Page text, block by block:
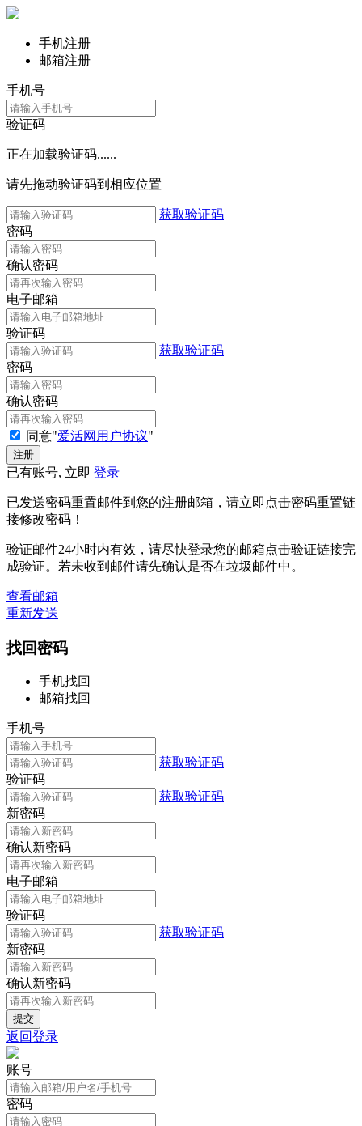
手机注册
邮箱注册
手机号
验证码
正在加载验证码......
请先拖动验证码到相应位置
获取验证码
密码
确认密码
电子邮箱
验证码
获取验证码
密码
确认密码
同意"爱活网用户协议"
已有账号, 立即 登录
已发送密码重置邮件到您的注册邮箱，请立即点击密码重置链
接修改密码！
验证邮件24小时内有效，请尽快登录您的邮箱点击验证链接完
成验证。若未收到邮件请先确认是否在垃圾邮件中。
查看邮箱
重新发送
找回密码
手机找回
邮箱找回
手机号
获取验证码
验证码
获取验证码
新密码
确认新密码
电子邮箱
验证码
获取验证码
新密码
确认新密码
返回登录
账号
密码